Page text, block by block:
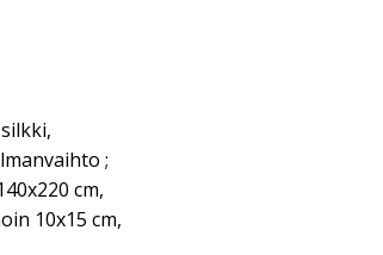
;
cm,
10x15 cm,